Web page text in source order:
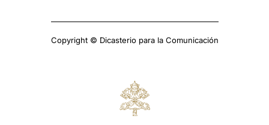
Copyright © Dicasterio para la Comunicación